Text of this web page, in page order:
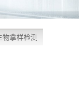
拿样检测